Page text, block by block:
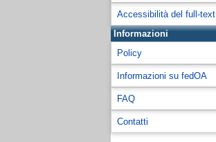
Accessibilità del full-text
Informazioni
Policy
Informazioni su fedOA
FAQ
Contatti